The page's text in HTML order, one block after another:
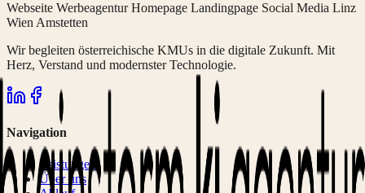
Webseite Werbeagentur Homepage Landingpage Social Media Linz
Wien Amstetten
Wir begleiten österreichische KMUs in die digitale Zukunft. Mit
Herz, Verstand und modernster Technologie.
Navigation
Leistungen
Über uns